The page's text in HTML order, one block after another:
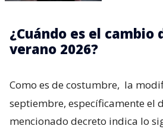
¿Cuándo es el cambio
verano 2026?
Como es de costumbre, la
septiembre, específicamente el
mencionado decreto indica lo